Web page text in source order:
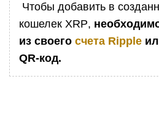
Чтобы добавить в
кошелек XRP,
из своего счета Ripple
QR-код.